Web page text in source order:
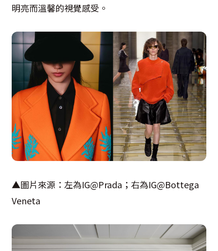
明亮而溫馨的視覺感受。
▲圖片來源：左為IG@Prada ；右為IG@Bottega
Veneta